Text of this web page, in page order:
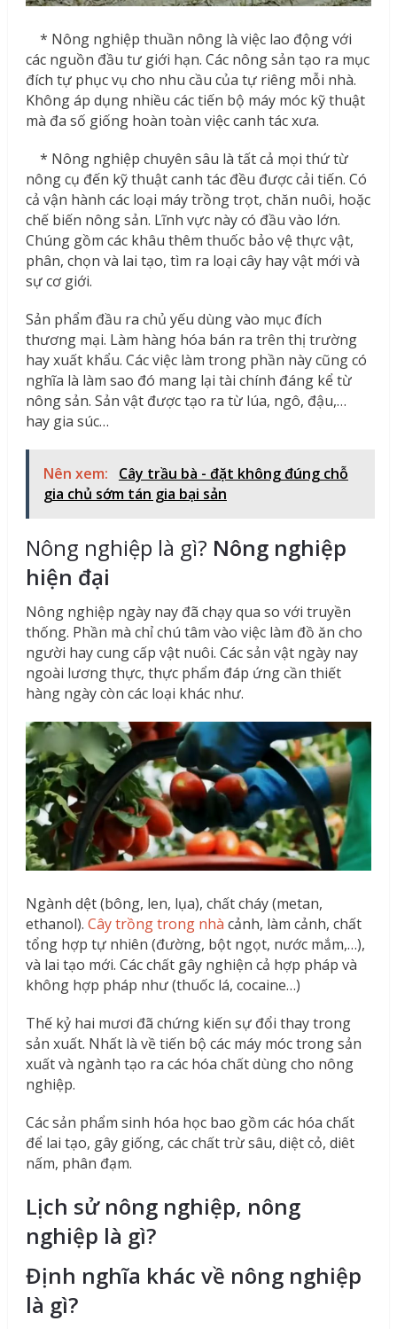
* Nông nghiệp thuần nông là việc lao động với
các nguồn đầu tư giới hạn. Các nông sản tạo ra mục
đích tự phục vụ cho nhu cầu của tự riêng mỗi nhà.
Không áp dụng nhiều các tiến bộ máy móc kỹ thuật
mà đa số giống hoàn toàn việc canh tác xưa.
* Nông nghiệp chuyên sâu là tất cả mọi thứ từ
nông cụ đến kỹ thuật canh tác đều được cải tiến. Có
cả vận hành các loại máy trồng trọt, chăn nuôi, hoặc
chế biến nông sản. Lĩnh vực này có đầu vào lớn.
Chúng gồm các khâu thêm thuốc bảo vệ thực vật,
phân, chọn và lai tạo, tìm ra loại cây hay vật mới và
sự cơ giới.
Sản phẩm đầu ra chủ yếu dùng vào mục đích
thương mại. Làm hàng hóa bán ra trên thị trường
hay xuất khẩu. Các việc làm trong phần này cũng có
nghĩa là làm sao đó mang lại tài chính đáng kể từ
nông sản. Sản vật được tạo ra từ lúa, ngô, đậu,…
hay gia súc…
Nên xem:
Cây trầu bà - đặt không đúng chỗ
gia chủ sớm tán gia bại sản
Nông nghiệp là gì? Nông nghiệp
hiện đại
Nông nghiệp ngày nay đã chạy qua so với truyền
thống. Phần mà chỉ chú tâm vào việc làm đồ ăn cho
người hay cung cấp vật nuôi. Các sản vật ngày nay
ngoài lương thực, thực phẩm đáp ứng cần thiết
hàng ngày còn các loại khác như.
Ngành dệt (bông, len, lụa), chất cháy (metan,
ethanol). Cây trồng trong nhà cảnh, làm cảnh, chất
tổng hợp tự nhiên (đường, bột ngọt, nước mắm,…),
và lai tạo mới. Các chất gây nghiện cả hợp pháp và
không hợp pháp như (thuốc lá, cocaine…)
Thế kỷ hai mươi đã chứng kiến sự đổi thay trong
sản xuất. Nhất là về tiến bộ các máy móc trong sản
xuất và ngành tạo ra các hóa chất dùng cho nông
nghiệp.
Các sản phẩm sinh hóa học bao gồm các hóa chất
để lai tạo, gây giống, các chất trừ sâu, diệt cỏ, diêt
nấm, phân đạm.
Lịch sử nông nghiệp, nông
nghiệp là gì?
Định nghĩa khác về nông nghiệp
là gì?